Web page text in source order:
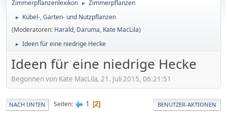
Zimmerpflanzenlexikon ► Zimmerpflanzen
►
Kübel-, Garten- und Nutzpflanzen
(Moderatoren: Harald, Daruma, Kate MacLila)
► Ideen für eine niedrige Hecke
Ideen für eine niedrige Hecke
Begonnen von Kate MacLila, 21. Juli 2015, 06:21:51
NACH UNTEN Seiten 1 2 BENUTZER-AKTIONEN